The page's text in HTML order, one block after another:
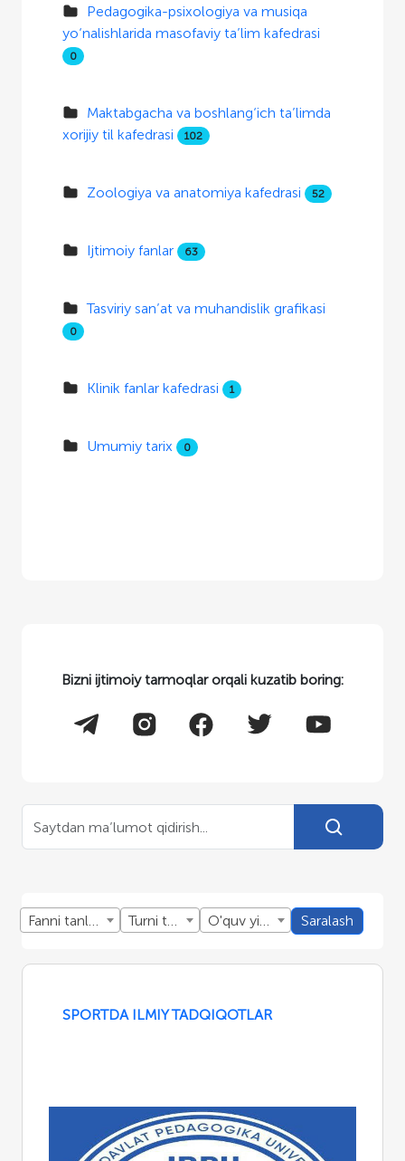
Pedagogika-psixologiya va musiqa
yo‘nalishlarida masofaviy ta’lim kafedrasi
0
Maktabgacha va boshlang‘ich ta’limda
xorijiy til kafedrasi
102
Zoologiya va anatomiya kafedrasi 52
Ijtimoiy fanlar 63
Tasviriy san’at va muhandislik grafikasi
0
Klinik fanlar kafedrasi 1
Umumiy tarix 0
Bizni ijtimoiy tarmoqlar orqali kuzatib boring:
Fanni tanlang Turni tanlang O'quv yillini tanlang Saralash
SPORTDA ILMIY TADQIQOTLAR